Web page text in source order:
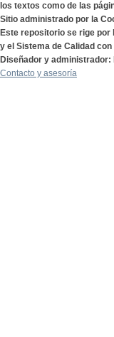
los textos como de las
Sitio administrado por la
Este repositorio se rige
y el Sistema de Calidad
Diseñador y
Contacto y asesoría